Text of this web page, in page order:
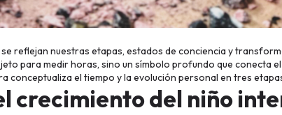
se reflejan nuestras etapas, estados de conciencia y
para medir horas, sino un símbolo profundo que conecta
conceptualiza el tiempo y la evolución personal en tres
crecimiento del niño